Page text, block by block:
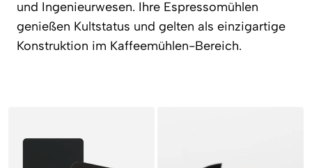
und Ingenieurwesen. Ihre Espressomühlen
genießen Kultstatus und gelten als einzigartige
Konstruktion im Kaffeemühlen-Bereich.